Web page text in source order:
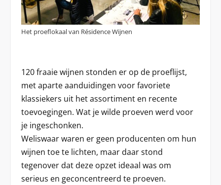
Het proeflokaal van Résidence Wijnen
120 fraaie wijnen stonden er op de proeflijst,
met aparte aanduidingen voor favoriete
klassiekers uit het assortiment en recente
toevoegingen. Wat je wilde proeven werd voor
je ingeschonken.
Weliswaar waren er geen producenten om hun
wijnen toe te lichten, maar daar stond
tegenover dat deze opzet ideaal was om
serieus en geconcentreerd te proeven.